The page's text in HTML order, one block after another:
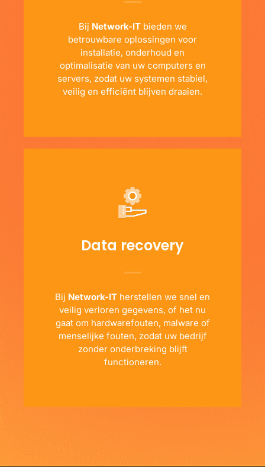
Bij Network-ITbieden we
betrouwbare oplossingen voor
installatie, onderhoud en
optimalisatie van uw computers en
servers, zodat uw systemen stabiel,
veilig en efficiënt blijven draaien.
Data recovery
Bij Network-IT herstellen we snel en
veilig verloren gegevens, of het nu
gaat om hardwarefouten, malware of
menselijke fouten, zodat uw bedrijf
zonder onderbreking blijft
functioneren.